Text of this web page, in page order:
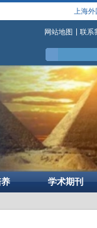
上海外
网站地图 联系
学术期刊